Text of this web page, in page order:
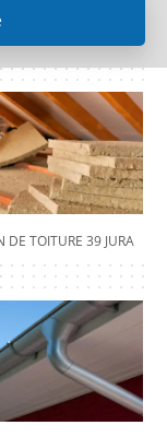
DE TOITURE 39 JURA